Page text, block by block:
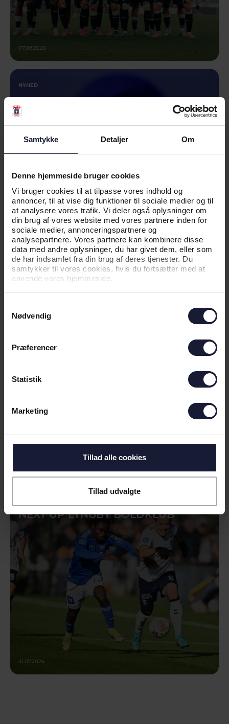
Samtykke Detaljer Om
Denne hjemmeside bruger cookies
Vi bruger cookies til at tilpasse vores indhold og
annoncer, til at vise dig funktioner til sociale medier og til
at analysere vores trafik. Vi deler også oplysninger om
din brug af vores website med vores partnere inden for
sociale medier, annonceringspartnere og
analysepartnere. Vores partnere kan kombinere disse
data med andre oplysninger, du har givet dem, eller som
de har indsamlet fra din brug af deres tjenester. Du
samtykker til vores cookies, hvis du fortsætter med at
anvende vores hjemmeside.
Nødvendig
Præferencer
Statistik
Marketing
Tillad alle cookies
Tillad udvalgte
07.08.2026
NYHED
MULIGE EUROPÆISKE
MODSTANDERE PÅ PLADS
03.08.2026
VELKOMMEN TIL COLIN RÖSLER
NEXT UP LYNGBY BOLDKLUB
31.07.2026